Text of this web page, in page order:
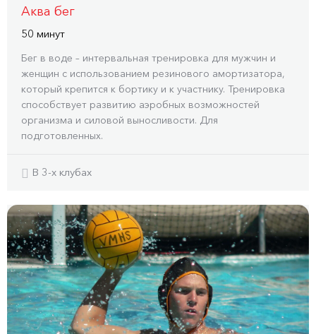
Аква бег
50 минут
Бег в воде – интервальная тренировка для мужчин и
женщин с использованием резинового амортизатора,
который крепится к бортику и к участнику. Тренировка
способствует развитию аэробных возможностей
организма и силовой выносливости. Для
подготовленных.
В 3-x клубах